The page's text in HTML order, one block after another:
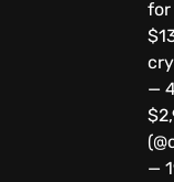
for
—
—